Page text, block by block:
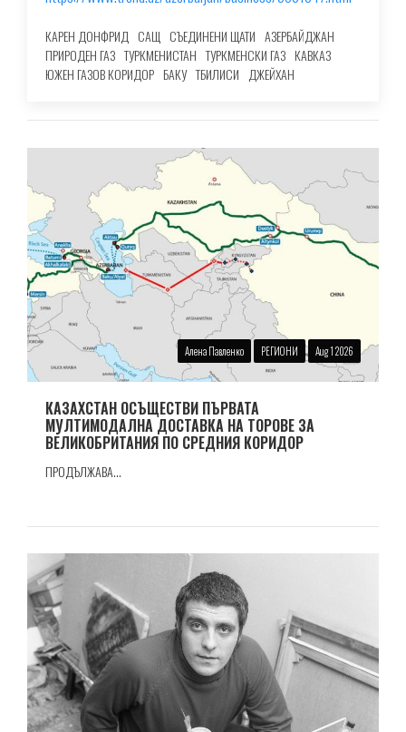
КАРЕН ДОНФРИД САЩ СЪЕДИНЕНИ ЩАТИ АЗЕРБАЙДЖАН
ПРИРОДЕН ГАЗ ТУРКМЕНИСТАН ТУРКМЕНСКИ ГАЗ КАВКАЗ
ЮЖЕН ГАЗОВ КОРИДОР БАКУ ТБИЛИСИ ДЖЕЙХАН
Алена Павленко РЕГИОНИ Aug 1 2026
КАЗАХСТАН ОСЪЩЕСТВИ ПЪРВАТА
МУЛТИМОДАЛНА ДОСТАВКА НА ТОРОВЕ ЗА
ВЕЛИКОБРИТАНИЯ ПО СРЕДНИЯ КОРИДОР
ПРОДЪЛЖАВА...